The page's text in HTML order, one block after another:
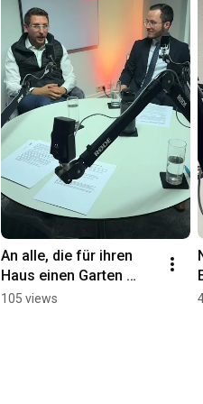
An alle, die für ihren
Haus einen Garten
wollen - beachten!
105 views